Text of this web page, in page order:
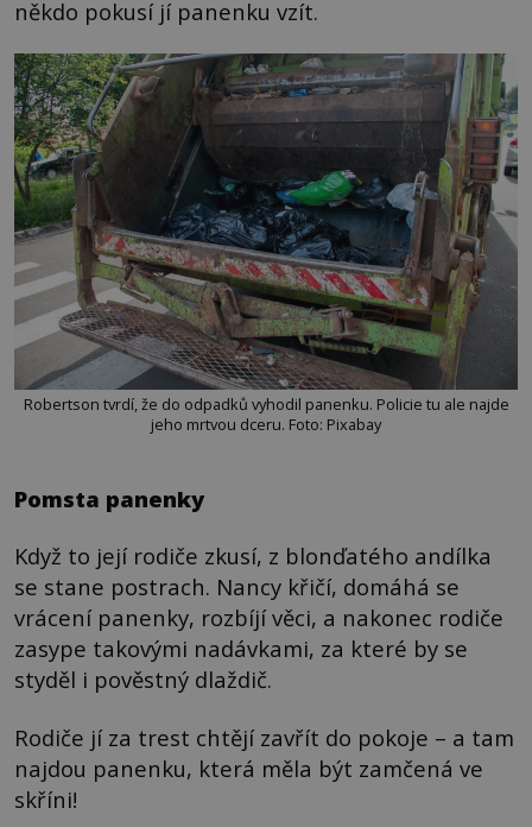
někdo pokusí jí panenku vzít.
Robertson tvrdí, že do odpadků vyhodil panenku. Policie tu ale najde
jeho mrtvou dceru. Foto: Pixabay
Pomsta panenky
Když to její rodiče zkusí, z blonďatého andílka
se stane postrach. Nancy křičí, domáhá se
vrácení panenky, rozbíjí věci, a nakonec rodiče
zasype takovými nadávkami, za které by se
styděl i pověstný dlaždič.
Rodiče jí za trest chtějí zavřít do pokoje – a tam
najdou panenku, která měla být zamčená ve
skříni!